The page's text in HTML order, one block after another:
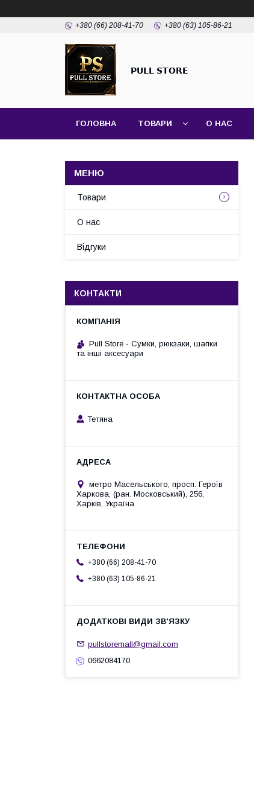
+380 (66) 208-41-70 +380 (63) 105-86-21
𝗣𝗨𝗟𝗟 𝗦𝗧𝗢𝗥𝗘
ГОЛОВНА ТОВАРИ О НАС
Товари
О нас
Відгуки
КОНТАКТИ
Pull Store - Cумки, рюкзаки, шапки
та інші аксесуари
Тетяна
метро Масельського, просп. Героїв
Харкова, (ран. Московський), 256,
Харків, Україна
+380 (66) 208-41-70
+380 (63) 105-86-21
pullstoremall@gmail.com
0662084170